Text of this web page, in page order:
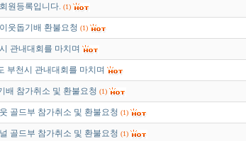
원등록입니다. (1)
웃돕기배 환불요청 (1)
관내대회를 마치며
부천시 관내대회를 마치며
배 참가취소 및 환불요청 (1)
골드부 참가취소 및 환불요청 (1)
골드부 참가취소 및 환불요청 (1)